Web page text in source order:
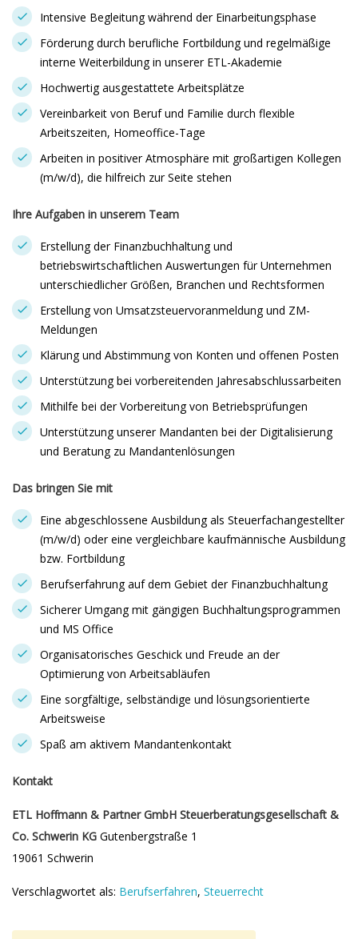
Intensive Begleitung während der Einarbeitungsphase
Förderung durch berufliche Fortbildung und regelmäßige
interne Weiterbildung in unserer ETL-Akademie
Hochwertig ausgestattete Arbeitsplätze
Vereinbarkeit von Beruf und Familie durch flexible
Arbeitszeiten, Homeoffice-Tage
Arbeiten in positiver Atmosphäre mit großartigen Kollegen
(m/w/d), die hilfreich zur Seite stehen
Ihre Aufgaben in unserem Team
Erstellung der Finanzbuchhaltung und
betriebswirtschaftlichen Auswertungen für Unternehmen
unterschiedlicher Größen, Branchen und Rechtsformen
Erstellung von Umsatzsteuervoranmeldung und ZM-
Meldungen
Klärung und Abstimmung von Konten und offenen Posten
Unterstützung bei vorbereitenden Jahresabschlussarbeiten
Mithilfe bei der Vorbereitung von Betriebsprüfungen
Unterstützung unserer Mandanten bei der Digitalisierung
und Beratung zu Mandantenlösungen
Das bringen Sie mit
Eine abgeschlossene Ausbildung als Steuerfachangestellter
(m/w/d) oder eine vergleichbare kaufmännische Ausbildung
bzw. Fortbildung
Berufserfahrung auf dem Gebiet der Finanzbuchhaltung
Sicherer Umgang mit gängigen Buchhaltungsprogrammen
und MS Office
Organisatorisches Geschick und Freude an der
Optimierung von Arbeitsabläufen
Eine sorgfältige, selbständige und lösungsorientierte
Arbeitsweise
Spaß am aktivem Mandantenkontakt
Kontakt
ETL Hoffmann & Partner GmbH Steuerberatungsgesellschaft &
Co. Schwerin KG Gutenbergstraße 1
19061 Schwerin
Verschlagwortet als: Berufserfahren, Steuerrecht